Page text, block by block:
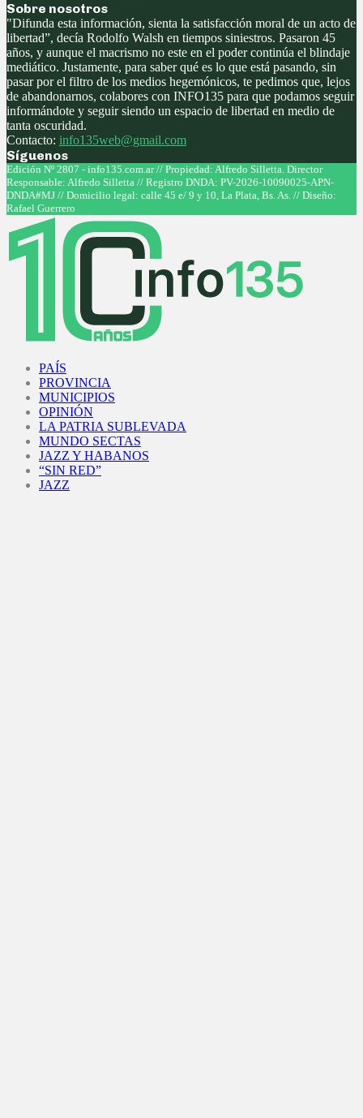
Sobre nosotros
"Difunda esta información, sienta la satisfacción moral de un acto de
libertad”, decía Rodolfo Walsh en tiempos siniestros. Pasaron 45
años, y aunque el macrismo no este en el poder continúa el blindaje
mediático. Justamente, para saber qué es lo que está pasando, sin
pasar por el filtro de los medios hegemónicos, te pedimos que, lejos
de abandonarnos, colabores con INFO135 para que podamos seguir
informándote y seguir siendo un espacio de libertad en medio de
tanta oscuridad.
Contacto: info135web@gmail.com
Síguenos
Facebook
Twitter
Instagram
Youtube
Edición Nº 2807 - info135.com.ar // Propiedad: Alfredo Silletta. Director
Responsable: Alfredo Silletta // Registro DNDA: PV-2026-10090025-APN-
DNDA#MJ // Domicilio legal: calle 45 e/ 9 y 10, La Plata, Bs. As. // Diseño:
Rafael Guerrero
PAÍS
PROVINCIA
MUNICIPIOS
OPINIÓN
LA PATRIA SUBLEVADA
MUNDO SECTAS
JAZZ Y HABANOS
“SIN RED”
JAZZ